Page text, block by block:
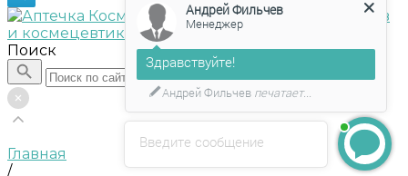
Поиск
Главная
/
Введите сообщение
Андрей Фильчев
Менеджер
Здравствуйте!
Андрей Фильчев печатает...